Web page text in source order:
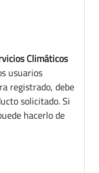
Climáticos
usuarios
registrado, debe
solicitado. Si
hacerlo de